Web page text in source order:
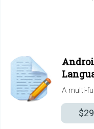
A multi-